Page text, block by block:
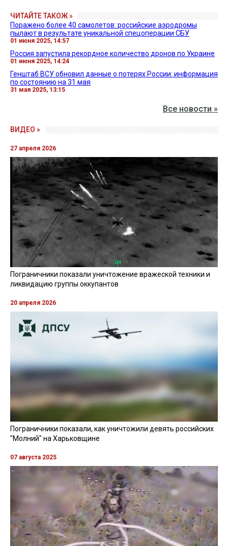
ЧИТАЙТЕ ТАКОЖ »
Поражено более 40 самолетов: российские аэродромы
пылают в результате уникальной спецоперации СБУ
01 июня 2025, 14:57
Россия запустила рекордное количество дронов по Украине
01 июня 2025, 14:24
Генштаб ВСУ обновил данные о потерях России: информация
по состоянию на 31 мая
31 мая 2025, 13:15
Все новости »
ВИДЕО »
27 апреля 2026
Пограничники показали уничтожение вражеской техники и
ликвидацию группы оккупантов
20 апреля 2026
Пограничники показали, как уничтожили девять российских
"Молний" на Харьковщине
07 августа 2025